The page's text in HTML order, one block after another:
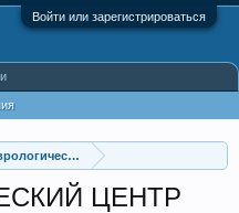
Войти или зарегистрироваться
ЦЕНТР